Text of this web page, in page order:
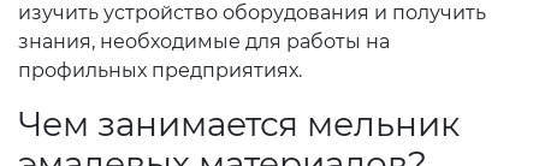
изучить устройство оборудования и получить
знания, необходимые для работы на
профильных предприятиях.
Чем занимается мельник